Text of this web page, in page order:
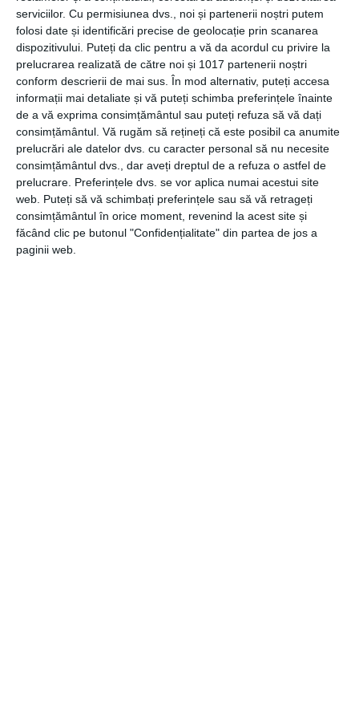
serviciilor. Cu permisiunea dvs., noi și partenerii noștri putem
folosi date și identificări precise de geolocație prin scanarea
dispozitivului. Puteți da clic pentru a vă da acordul cu privire la
prelucrarea realizată de către noi și 1017 partenerii noștri
conform descrierii de mai sus. În mod alternativ, puteți accesa
informații mai detaliate și vă puteți schimba preferințele înainte
de a vă exprima consimțământul sau puteți refuza să vă dați
consimțământul. Vă rugăm să rețineți că este posibil ca anumite
prelucrări ale datelor dvs. cu caracter personal să nu necesite
consimțământul dvs., dar aveți dreptul de a refuza o astfel de
prelucrare. Preferințele dvs. se vor aplica numai acestui site
web. Puteți să vă schimbați preferințele sau să vă retrageți
consimțământul în orice moment, revenind la acest site și
făcând clic pe butonul "Confidențialitate" din partea de jos a
paginii web.
caloriferului potrivit într-o încăpere te ajută să echilibrezi
temperatura. Cele de tip port-prosop sunt perfecte
pentru o baie modernă, deoarece pe acestea poți să-ți
pui prosopul la uscat ușor.
Necesitatea elementelor de bază într-o amenajare este o
prioritate, iar accesând site-ul celor de la afa- design.ro
poți ușura această muncă. Poți să-ți comanzi simplu și
online toate cele necesare, economisind timp, bani și
energie în căutarea elementelor potrivite.
Contact:
0740 118 027